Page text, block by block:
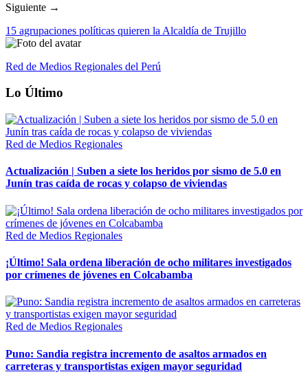
Siguiente →
15 agrupaciones políticas quieren la Alcaldía de Trujillo
Red de Medios Regionales del Perú
Lo Último
Red de Medios Regionales
Actualización | Suben a siete los heridos por sismo de 5.0 en
Junín tras caída de rocas y colapso de viviendas
Red de Medios Regionales
¡Último! Sala ordena liberación de ocho militares investigados
por crímenes de jóvenes en Colcabamba
Red de Medios Regionales
Puno: Sandia registra incremento de asaltos armados en
carreteras y transportistas exigen mayor seguridad